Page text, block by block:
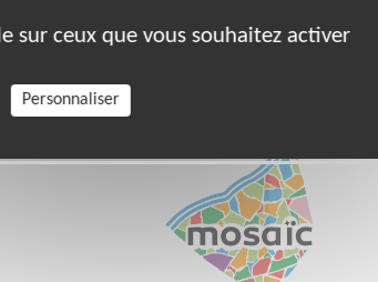
sur ceux que vous souhaitez activer
Personnaliser